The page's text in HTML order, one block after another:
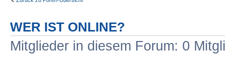
WER IST ONLINE?
Mitglieder in diesem Forum: 0